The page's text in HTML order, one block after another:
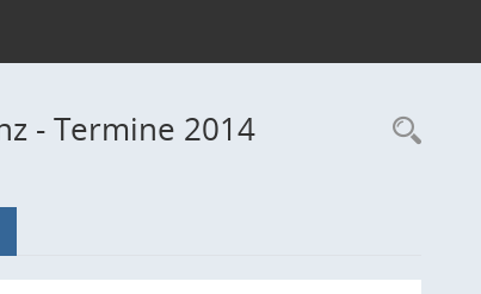
- Termine 2014